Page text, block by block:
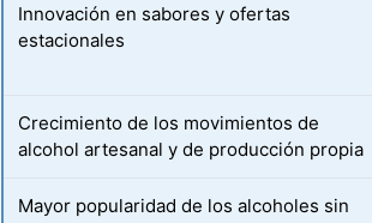
Innovación en sabores y ofertas
estacionales
Crecimiento de los movimientos de
alcohol artesanal y de producción propia
Mayor popularidad de los alcoholes sin